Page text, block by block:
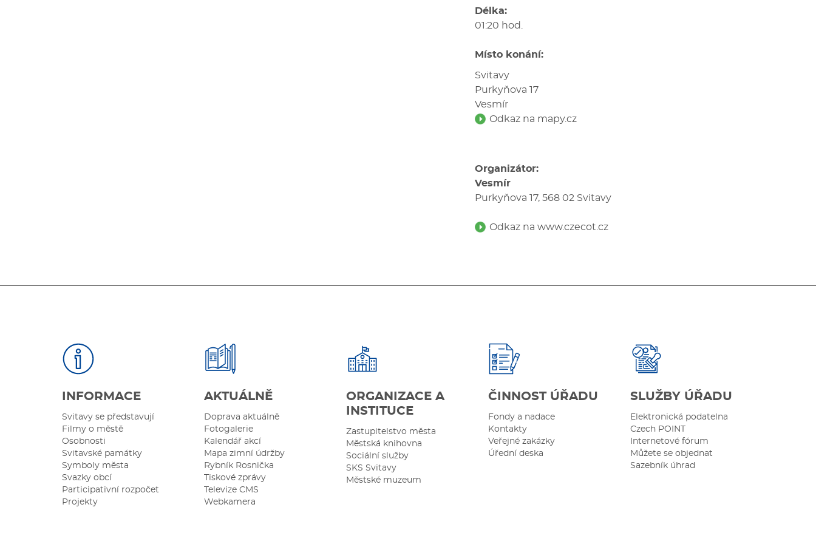
Délka:
01:20 hod.
Místo konání:
Svitavy
Purkyňova 17
Vesmír
Odkaz na mapy.cz
Organizátor:
Vesmír
Purkyňova 17, 568 02 Svitavy
Odkaz na www.czecot.cz
INFORMACE
Svitavy se představují
Filmy o městě
Osobnosti
Svitavské památky
Symboly města
Svazky obcí
Participativní rozpočet
Projekty
AKTUÁLNĚ
Doprava aktuálně
Fotogalerie
Kalendář akcí
Mapa zimní údržby
Rybník Rosnička
Tiskové zprávy
Televize CMS
Webkamera
ORGANIZACE A
INSTITUCE
Zastupitelstvo města
Městská knihovna
Sociální služby
SKS Svitavy
Městské muzeum
ČINNOST ÚŘADU
Fondy a nadace
Kontakty
Veřejné zakázky
Úřední deska
SLUŽBY ÚŘADU
Elektronická podatelna
Czech POINT
Internetové fórum
Můžete se objednat
Sazebník úhrad